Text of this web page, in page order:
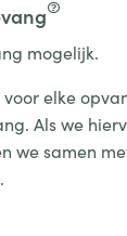
mogelijk.
elke
Als we
we samen